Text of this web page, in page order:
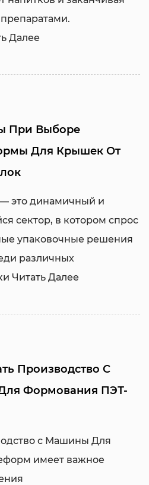
Далее
При Выборе
Для Крышек От
это динамичный и
сектор, в котором спрос
упаковочные решения
различных
Читать Далее
Производство С
Формования ПЭТ-
с Машины Для
имеет важное